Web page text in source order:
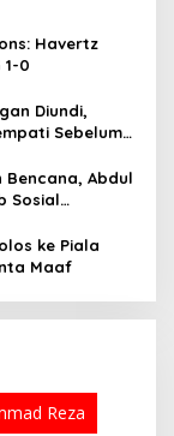
Havertz
1-0
Diundi,
Sebelum
Bencana, Abdul
Sosial
ke Piala
Maaf
Reza